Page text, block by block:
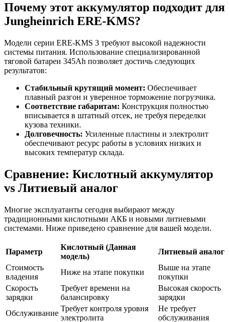
Почему этот аккумулятор подходит для
Jungheinrich ERE-KMS?
Модели серии ERE-KMS 3 требуют высокой надежности
системы питания. Использование специализированной
тяговой батареи 345Ah позволяет достичь следующих
результатов:
Стабильный крутящий момент: Обеспечивает
плавный разгон и уверенное торможение погрузчика.
Соответствие габаритам: Конструкция полностью
вписывается в штатный отсек, не требуя переделки
кузова техники.
Долговечность: Усиленные пластины и электролит
обеспечивают ресурс работы в условиях низких и
высоких температур склада.
Сравнение: Кислотный аккумулятор
vs Литиевый аналог
Многие эксплуатанты сегодня выбирают между
традиционными кислотными АКБ и новыми литиевыми
системами. Ниже приведено сравнение для вашей модели.
Параметр
Кислотный (Данная
модель)
Литиевый аналог
Стоимость
владения
Ниже на этапе покупки
Выше на этапе
покупки
Скорость
зарядки
Требует времени на
балансировку
Высокая скорость
зарядки
Обслуживание
Требует контроля уровня
электролита
Не требует
обслуживания